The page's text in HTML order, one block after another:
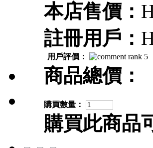
本店售價：
註冊用戶：
用戶評價：
商品總價：
購買數量：
購買此商品